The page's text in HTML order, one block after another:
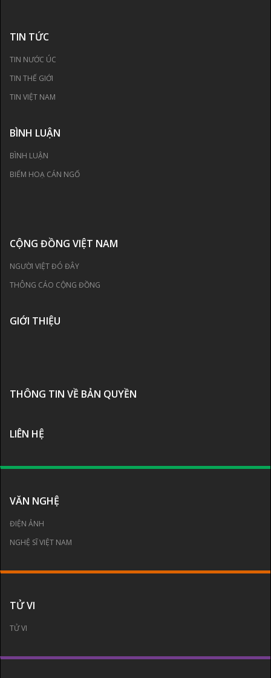
TIN TỨC
TIN NƯỚC ÚC
TIN THẾ GIỚI
TIN VIỆT NAM
BÌNH LUẬN
BÌNH LUẬN
BIẾM HOẠ CÁN NGỐ
CỘNG ĐỒNG VIỆT NAM
NGƯỜI VIỆT ĐÓ ĐÂY
THÔNG CÁO CỘNG ĐỒNG
GIỚI THIỆU
THÔNG TIN VỀ BẢN QUYỀN
LIÊN HỆ
VĂN NGHỆ
ĐIỆN ẢNH
NGHỆ SĨ VIỆT NAM
TỬ VI
TỬ VI